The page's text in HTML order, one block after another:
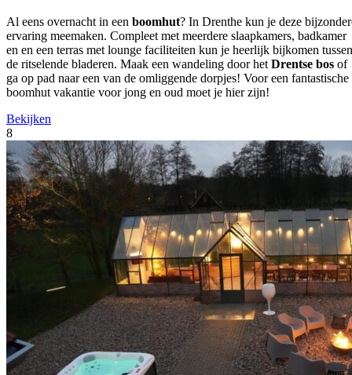
Al eens overnacht in een boomhut? In Drenthe kun je deze
ervaring meemaken. Compleet met meerdere slaapkamers, badkamer
en en een terras met lounge faciliteiten kun je heerlijk bijkomen tussen
de ritselende bladeren. Maak een wandeling door het Drentse bos of
ga op pad naar een van de omliggende dorpjes! Voor een fantastische
boomhut vakantie voor jong en oud moet je hier zijn!
Bekijken
8